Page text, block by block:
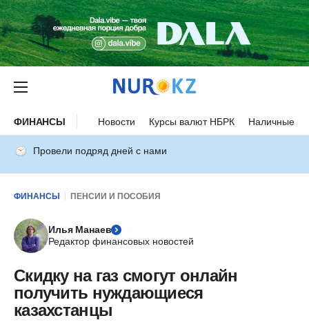
ФИНАНСЫ Новости Курсы валют НБРК Наличные
Провели подряд дней с нами
ФИНАНСЫ ПЕНСИИ И ПОСОБИЯ
Илья Манаев
Редактор финансовых новостей
Скидку на газ смогут онлайн
получить нуждающиеся
казахстанцы